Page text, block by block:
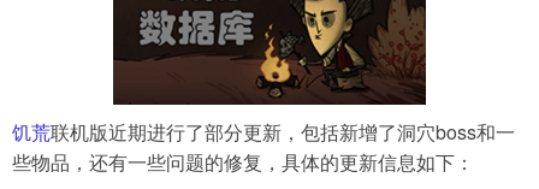
饥荒联机版近期进行了部分更新，包括新增了洞穴boss和一
些物品，还有一些问题的修复，具体的更新信息如下：